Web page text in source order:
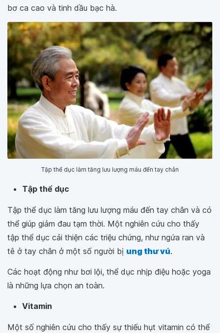
bơ ca cao và tinh dầu bạc hà.
Tập thể dục làm tăng lưu lượng máu đến tay chân
Tập thể dục
Tập thể dục làm tăng lưu lượng máu đến tay chân và có
thể giúp giảm đau tạm thời. Một nghiên cứu cho thấy
tập thể dục cải thiện các triệu chứng, như ngứa ran và
tê ở tay chân ở một số người bị ung thư vú.
Các hoạt động như bơi lội, thể dục nhịp điệu hoặc yoga
là những lựa chọn an toàn.
Vitamin
Một số nghiên cứu cho thấy sự thiếu hụt vitamin có thể